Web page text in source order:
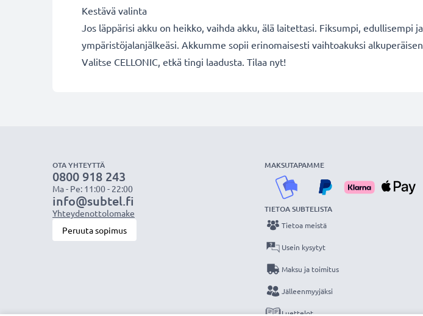
Kestävä valinta
Jos läppärisi akku on heikko, vaihda akku, älä laitettasi. Fiksumpi,
ympäristöjalanjälkeäsi. Akkumme sopii erinomaisesti vaihtoakuksi
Valitse CELLONIC, etkä tingi laadusta. Tilaa nyt!
OTA YHTEYTTÄ
0800 918 243
Ma - Pe: 11:00 - 22:00
info@subtel.fi
Yhteydenottolomake
Peruuta sopimus
MAKSUTAPAMME
TIETOA SUBTELISTA
Tietoa meistä
Usein kysytyt
Maksu ja toimitus
Jälleenmyyjäksi
Luettelot